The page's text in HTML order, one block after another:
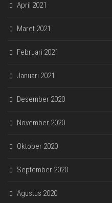
April 2021
Maret 2021
Februari 2021
Januari 2021
Desember 2020
November 2020
Oktober 2020
September 2020
Agustus 2020